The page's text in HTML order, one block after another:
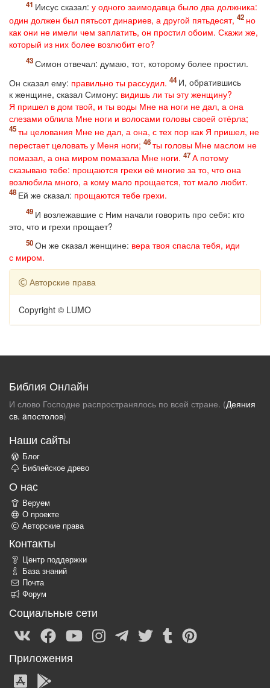
Иисус сказал: у одного заимодавца было два должника:
один должен был пятьсот динариев, а другой пятьдесят,
но
как они не имели чем заплатить, он простил обоим. Скажи же,
который из них более возлюбит его?
Симон отвечал: думаю, тот, которому более простил.
Он сказал ему: правильно ты рассудил.
И, обратившись
к женщине, сказал Симону: видишь ли ты эту женщину?
Я пришел в дом твой, и ты воды Мне на ноги не дал, а она
слезами облила Мне ноги и волосами головы своей отёрла;
ты целования Мне не дал, а она, с тех пор как Я пришел, не
перестает целовать у Меня ноги;
ты головы Мне маслом не
помазал, а она миром помазала Мне ноги.
А потому
сказываю тебе: прощаются грехи её многие за то, что она
возлюбила много, а кому мало прощается, тот мало любит.
Ей же сказал: прощаются тебе грехи.
И возлежавшие с Ним начали говорить про себя: кто
это, что и грехи прощает?
Он же сказал женщине: вера твоя спасла тебя, иди
с миром.
Авторские права
Copyright © LUMO
Библия Онлайн
И слово Господне распространялось по всей стране. (Деяния
св. aпостолов)
Наши сайты
Блог
Библейское древо
О нас
Веруем
О проекте
Авторские права
Контакты
Центр поддержки
База знаний
Почта
Форум
Социальные сети
Приложения